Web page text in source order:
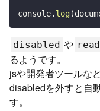
console. log(
disabled や
るようです。
jsや開発者ツールな
disabledを外すと自
す。